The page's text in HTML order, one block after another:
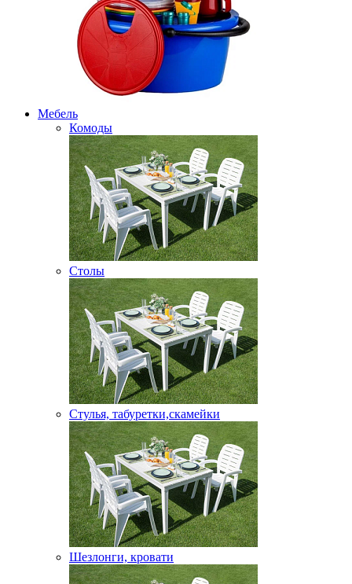
Мебель
Комоды
Столы
Стулья, табуретки,скамейки
Шезлонги, кровати